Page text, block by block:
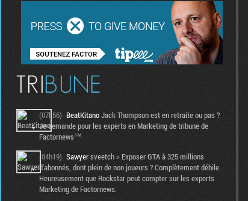
(07h56) BeatKitanoJack Thompson est en retraite ou pas ?
Je demande pour les experts en Marketing de tribune de
Factornews™
(04h19) Sawyersveetch > Exposer GTA à 325 millions
d'abonnés, dont plein de non joueurs ? Complètement débile.
Heureusement que Rockstar peut compter sur les experts
Marketing de Factornews.